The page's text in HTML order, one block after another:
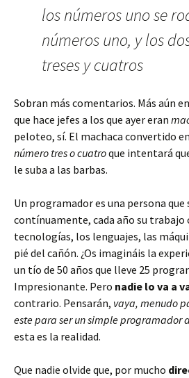
los números uno se
números uno, y los
treses y cuatros
Sobran más comentarios. Más aún
que hace jefes a los que ayer eran
peloteo, sí. El machaca convertido
número tres o cuatroque intentará
le suba a las barbas.
Un programador es una persona
contínuamente, cada año su trabajo
tecnologías, los lenguajes, las
pié del cañón. ¿Os imagináis la
un tío de 50 años que lleve 25
Impresionante. Pero nadie lo va a
contrario. Pensarán, vaya, menudo
este para ser un simple programador
esta es la realidad.
Que nadie olvide que, por mucho